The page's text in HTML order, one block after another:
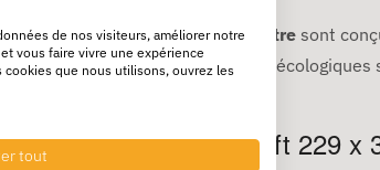
Kraft 229 x 324 mm avec fenêtre sont
Ces pochettes Kraft robustes et
des Pochettes Kraft 229 x
de nos visiteurs, améliorer notre
vous faire vivre une expérience
que nous utilisons, ouvrez les
tout